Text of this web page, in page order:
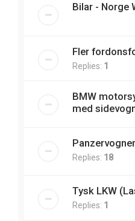
Bilar - Norge
Fler
Replies: 1
BMW
med
Panzervogner
Replies: 18
Tysk LKW
Replies: 1